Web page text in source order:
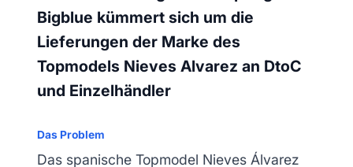
Bigblue kümmert sich um die
Lieferungen der Marke des
Topmodels Nieves Alvarez an DtoC
und Einzelhändler
Das Problem
Das spanische Topmodel Nieves Álvarez